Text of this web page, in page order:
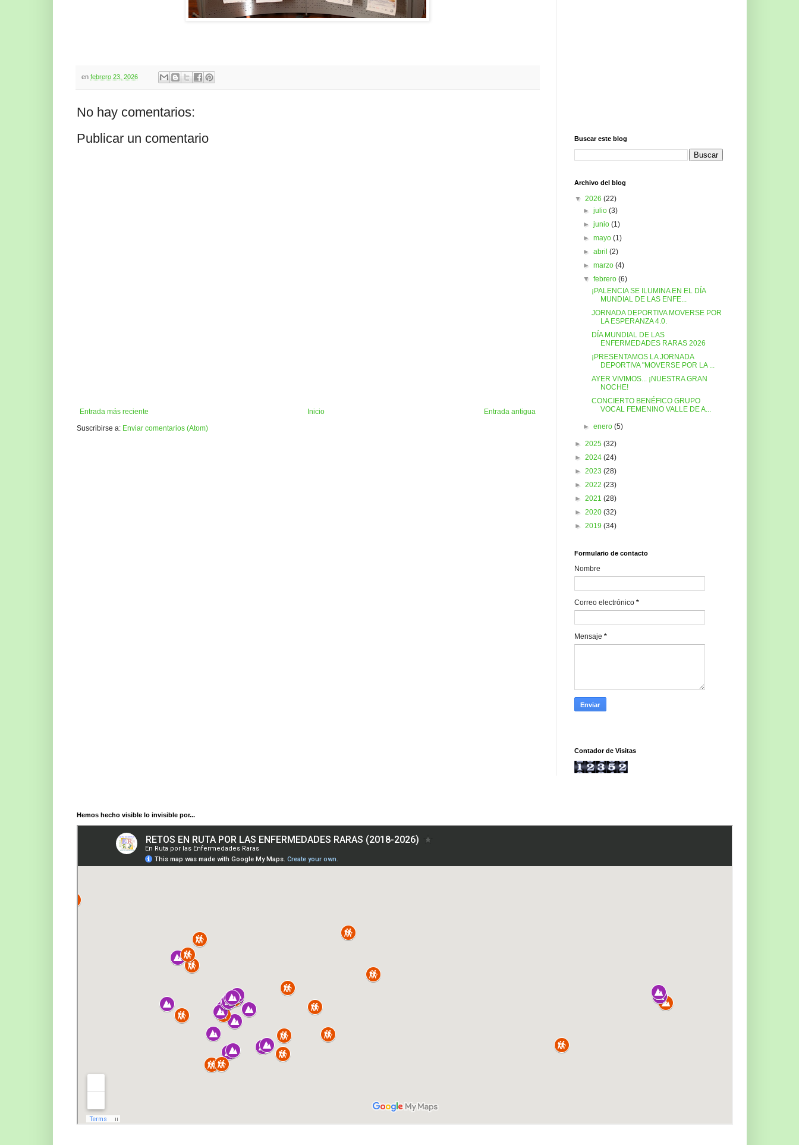
en febrero 23, 2026
No hay comentarios:
Publicar un comentario
Entrada más reciente Entrada antigua
Inicio
Suscribirse a: Enviar comentarios (Atom)
Buscar este blog
Archivo del blog
▼ 2026 (22)
► julio (3)
► junio (1)
► mayo (1)
► abril (2)
► marzo (4)
▼ febrero (6)
¡PALENCIA SE ILUMINA EN EL DÍA
MUNDIAL DE LAS ENFE...
JORNADA DEPORTIVA MOVERSE POR
LA ESPERANZA 4.0.
DÍA MUNDIAL DE LAS
ENFERMEDADES RARAS 2026
¡PRESENTAMOS LA JORNADA
DEPORTIVA "MOVERSE POR LA ...
AYER VIVIMOS... ¡NUESTRA GRAN
NOCHE!
CONCIERTO BENÉFICO GRUPO
VOCAL FEMENINO VALLE DE A...
► enero (5)
► 2025 (32)
► 2024 (24)
► 2023 (28)
► 2022 (23)
► 2021 (28)
► 2020 (32)
► 2019 (34)
Formulario de contacto
Nombre
Correo electrónico *
Mensaje *
Contador de Visitas
Hemos hecho visible lo invisible por...